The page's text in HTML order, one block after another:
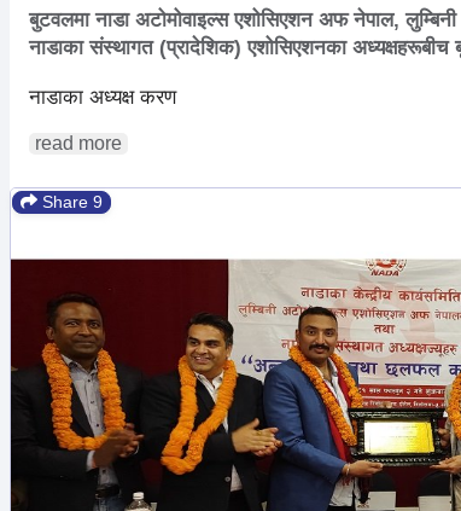
बुटवलमा नाडा अटोमोवाइल्स एशोसिएशन अफ नेपाल,
नाडाका संस्थागत (प्रादेशिक) एशोसिएशनका
नाडाका अध्यक्ष करण
read more
Share 9